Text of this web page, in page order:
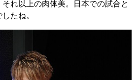
れ以上の肉体美。日本での試合と
たね。